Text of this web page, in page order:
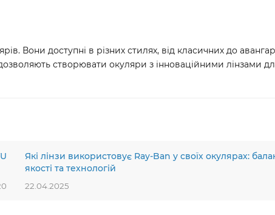
Вони доступні в різних стилях, від класичних до
створювати окуляри з інноваційними лінзами
Які лінзи використовує Ray-Ban у своїх окулярах:
якості та технологій
22.04.2025